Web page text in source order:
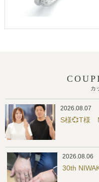
カ
2026.08.07
S様💞T様
2026.08.06
30th